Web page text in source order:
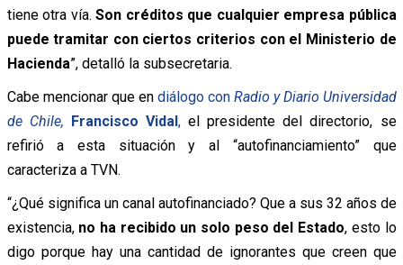
tiene otra vía. Son créditos que cualquier empresa pública
puede tramitar con ciertos criterios con el Ministerio de
Hacienda”, detalló la subsecretaria.
Cabe mencionar que en diálogo con Radio y Diario Universidad
de Chile, Francisco Vidal,el presidente del directorio, se
refirió a esta situación y al “autofinanciamiento” que
caracteriza a TVN.
“¿Qué significa un canal autofinanciado? Que a sus 32 años de
existencia, no ha recibido un solo peso del Estado, esto lo
digo porque hay una cantidad de ignorantes que creen que